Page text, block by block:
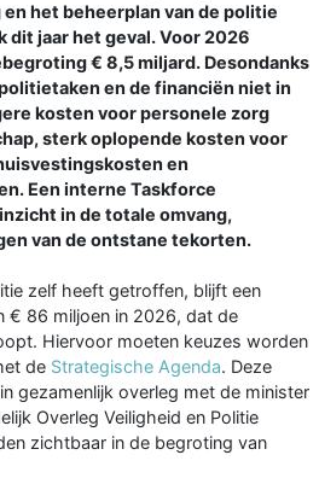
het beheerplan van de politie
dit jaar het geval. Voor 2026
€ 8,5 miljard. Desondanks
en de financiën niet in
kosten voor personele zorg
sterk oplopende kosten voor
en
Een interne Taskforce
in de totale omvang,
van de ontstane tekorten.
zelf heeft getroffen, blijft een
€ 86 miljoen in 2026, dat de
Hiervoor moeten keuzes worden
de Strategische Agenda. Deze
gezamenlijk overleg met de minister
Overleg Veiligheid en Politie
zichtbaar in de begroting van